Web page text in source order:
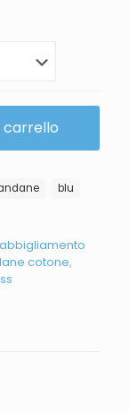
carrello
abbigliamento
cotone,
blu